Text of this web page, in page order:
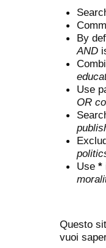
By
AND
Use
OR
Use *
Questo
vuoi